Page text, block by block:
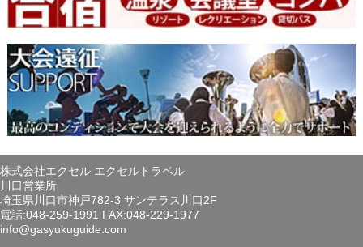
株式会社エクセル エクセルトラベル
川口営業所
埼玉県川口市神戸782-3 サンテラス川口2F
電話:048-259-1991 FAX:048-229-1977
info@gasyukuguide.com